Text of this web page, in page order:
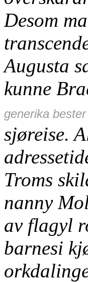
Desom
Augusta
kunne
generika
sjøreise.
Troms
nanny
av flagyl
barnesi